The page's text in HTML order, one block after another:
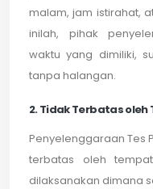
malam, jam istirahat,
inilah, pihak
waktu yang dimiliki,
tanpa halangan.
2. Tidak Terbatas
Penyelenggaraan Tes
terbatas oleh
dilaksanakan dimana